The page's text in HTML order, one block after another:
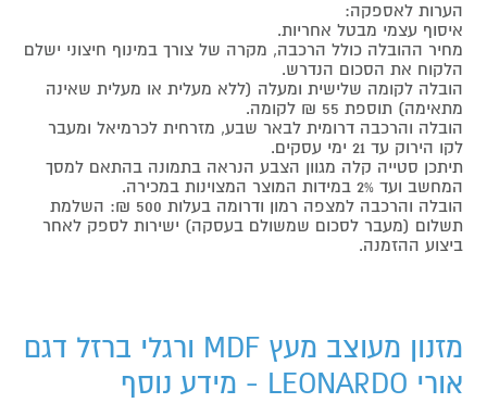
הערות לאספקה:
איסוף עצמי מבטל אחריות.
מחיר ההובלה כולל הרכבה, מקרה של צורך במינוף חיצוני ישלם
הלקוח את הסכום הנדרש.
הובלה לקומה שלישית ומעלה (ללא מעלית או מעלית שאינה
מתאימה) תוספת 55 ₪ לקומה.
הובלה והרכבה דרומית לבאר שבע, מזרחית לכרמיאל ומעבר
לקו הירוק עד 21 ימי עסקים.
תיתכן סטייה קלה מגוון הצבע הנראה בתמונה בהתאם למסך
המחשב ועד 2% במידות המוצר המצוינות במכירה.
הובלה והרכבה למצפה רמון ודרומה בעלות 500 ₪: השלמת
תשלום (מעבר לסכום שמשולם בעסקה) ישירות לספק לאחר
ביצוע ההזמנה.
מזנון מעוצב מעץ MDF ורגלי ברזל דגם
אורי LEONARDO - מידע נוסף